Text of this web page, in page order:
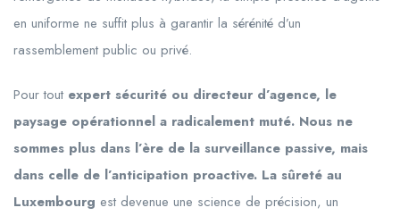
en uniforme ne suffit plus à garantir la sérénité d’un
rassemblement public ou privé.
Pour tout expert sécurité ou directeur d’agence, le
paysage opérationnel a radicalement muté. Nous ne
sommes plus dans l’ère de la surveillance passive, mais
dans celle de l’anticipation proactive. La sûreté au
Luxembourg est devenue une science de précision, un